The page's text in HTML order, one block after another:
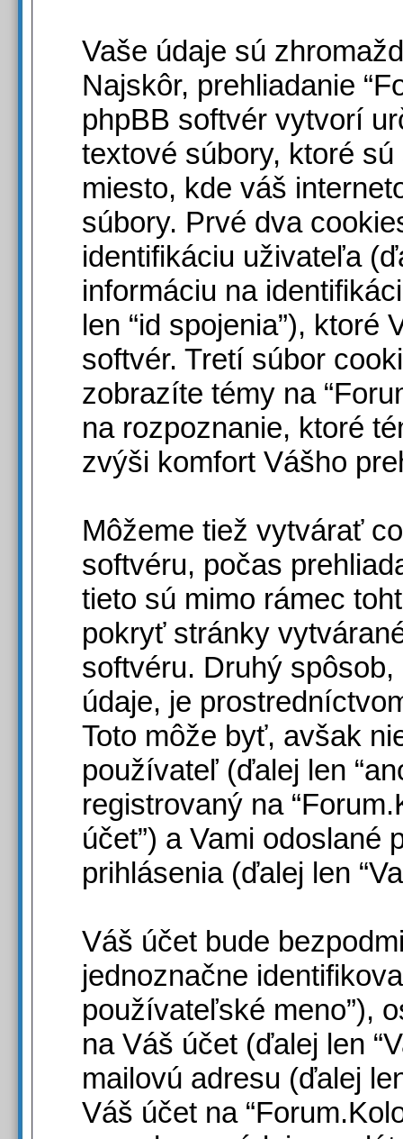
Vaše údaje sú
Najskôr, prehliadanie
phpBB softvér vytvorí
textové súbory, ktoré
miesto, kde váš
súbory. Prvé dva
identifikáciu uživateľa
informáciu na
len “id spojenia”), ktoré
softvér. Tretí súbor
zobrazíte témy na
na rozpoznanie, ktoré
zvýši komfort Vášho
Môžeme tiež vytvárať
softvéru, počas
tieto sú mimo rámec
pokryť stránky
softvéru. Druhý
údaje, je
Toto môže byť, avšak
používateľ (ďalej len
registrovaný na
účet”) a Vami odoslané
prihlásenia (ďalej len
Váš účet bude
jednoznačne
používateľské meno”),
na Váš účet (ďalej len
mailovú adresu (ďalej
Váš účet na